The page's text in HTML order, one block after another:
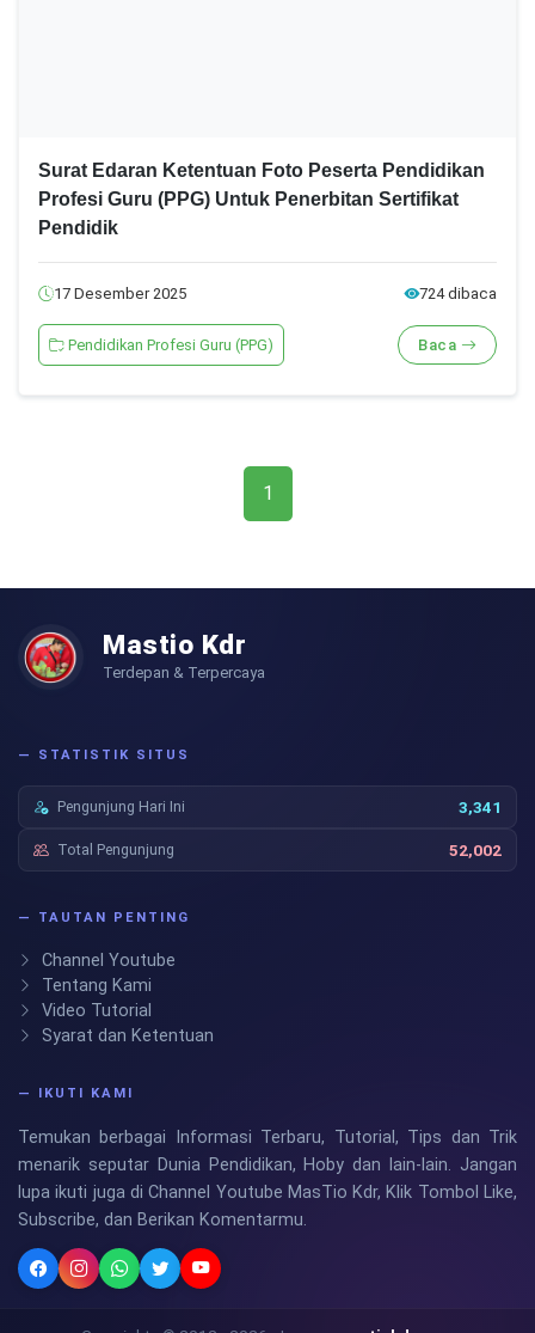
Surat Edaran Ketentuan Foto Peserta Pendidikan
Profesi Guru (PPG) Untuk Penerbitan Sertifikat
Pendidik
17 Desember 2025 724 dibaca
Pendidikan Profesi Guru (PPG) Baca
1
Mastio Kdr
Terdepan & Terpercaya
— STATISTIK SITUS
Pengunjung Hari Ini 3,341
Total Pengunjung 52,002
— TAUTAN PENTING
Channel Youtube
Tentang Kami
Video Tutorial
Syarat dan Ketentuan
— IKUTI KAMI
Temukan berbagai Informasi Terbaru, Tutorial, Tips dan Trik
menarik seputar Dunia Pendidikan, Hoby dan lain-lain. Jangan
lupa ikuti juga di Channel Youtube MasTio Kdr, Klik Tombol Like,
Subscribe, dan Berikan Komentarmu.